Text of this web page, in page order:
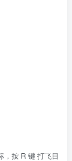
，按 R 键 打飞目